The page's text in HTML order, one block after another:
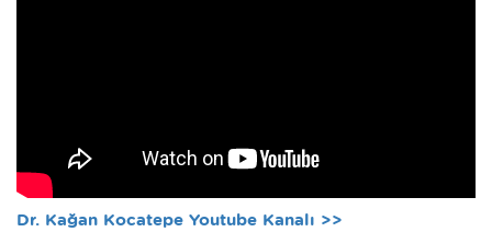
Dr. Kağan Kocatepe Youtube Kanalı >>